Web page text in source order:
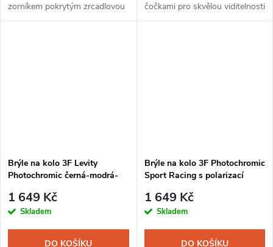
zorníkem pokrytým zrcadlovou
vrstvou.
čočkami pro skvělou viditelnosti
a kontrast.
Brýle na kolo 3F Levity
Photochromic černá-modrá-
1 649 Kč
Skladem
DO KOŠÍKU
Brýle na kolo 3F Photochromic
Sport Racing s polarizací
1 649 Kč
Skladem
DO KOŠÍKU